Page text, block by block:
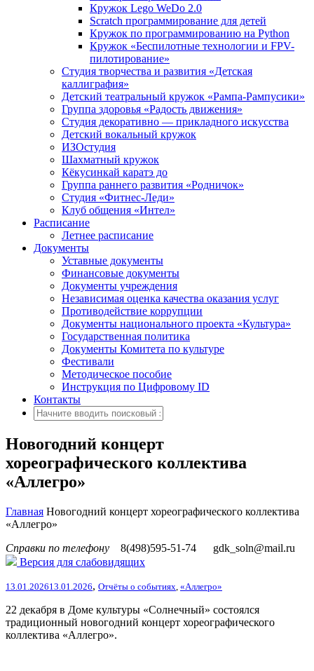
Кружок Lego WeDo 2.0
Scratch программирование для детей
Кружок по программированию на Python
Кружок «Беспилотные технологии и FPV-
пилотирование»
Студия творчества и развития «Детская
каллиграфия»
Детский театральный кружок «Рампа-Рампусики»
Группа здоровья «Радость движения»
Студия декоративно — прикладного искусства
Детский вокальный кружок
ИЗОстудия
Шахматный кружок
Кёкусинкай каратэ до
Группа раннего развития «Родничок»
Cтудия «Фитнес-Леди»
Клуб общения «Интел»
Расписание
Летнее расписание
Документы
Уставные документы
Финансовые документы
Документы учреждения
Независимая оценка качества оказания услуг
Противодействие коррупции
Документы национального проекта «Культура»
Государственная политика
Документы Комитета по культуре
Фестивали
Методическое пособие
Инструкция по Цифровому ID
Контакты
Новогодний концерт
хореографического коллектива
«Аллегро»
Главная Новогодний концерт хореографического коллектива
«Аллегро»
Справки по телефону
8(498)595-51-74
gdk_soln@mail.ru
Версия для слабовидящих
13.01.202613.01.2026, Отчёты о событиях «Аллегро»
22 декабря в Доме культуры «Солнечный» состоялся
традиционный новогодний концерт хореографического
коллектива «Аллегро».